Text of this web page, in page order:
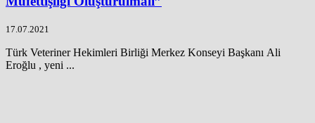
17.07.2021
Türk Veteriner Hekimleri Birliği Merkez Konseyi Başkanı Ali
Eroğlu , yeni ...